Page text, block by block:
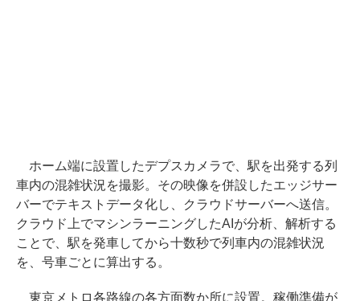
ホーム端に設置したデプスカメラで、駅を出発する列
車内の混雑状況を撮影。その映像を併設したエッジサー
バーでテキストデータ化し、クラウドサーバーへ送信。
クラウド上でマシンラーニングしたAIが分析、解析する
ことで、駅を発車してから十数秒で列車内の混雑状況
を、号車ごとに算出する。
東京メトロ各路線の各方面数か所に設置。稼働準備が